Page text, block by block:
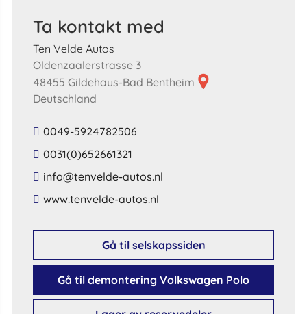
Ta kontakt med
Ten Velde Autos
Oldenzaalerstrasse 3
48455 Gildehaus-Bad Bentheim
Deutschland
0049-5924782506
0031(0)652661321
​info​@​tenvelde​-​autos​.​nl​
​www​.​tenvelde​-​autos​.​nl​
Gå til selskapssiden
Gå til demontering Volkswagen Polo